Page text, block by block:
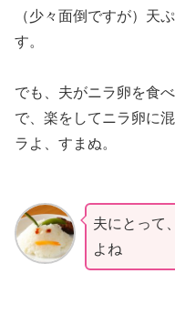
（少々面倒ですが）天
す。
でも、夫がニラ卵を食
で、楽をしてニラ卵に
ラよ、すまぬ。
夫にとって
よね